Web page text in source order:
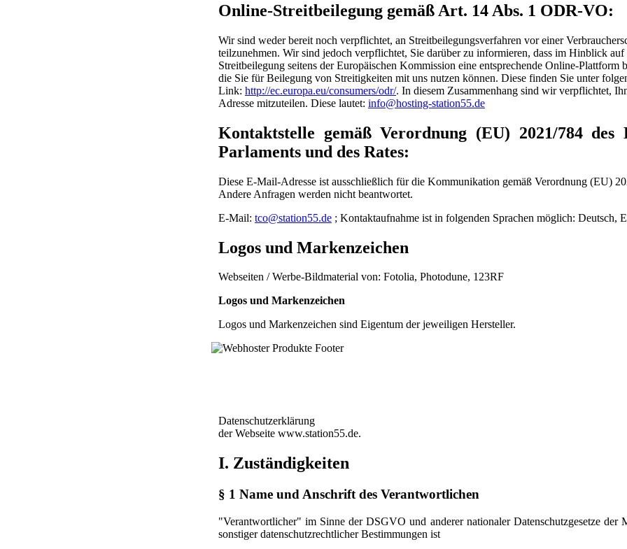
Online-Streitbeilegung gemäß Art. 14 Abs. 1 ODR-VO:
Wir sind weder bereit noch verpflichtet, an Streitbeilegungsverfahren vor einer
teilzunehmen. Wir sind jedoch verpflichtet, Sie darüber zu informieren, dass im Hinblick
Streitbeilegung seitens der Europäischen Kommission eine entsprechende Online-Plattform
die Sie für Beilegung von Streitigkeiten mit uns nutzen können. Diese finden Sie unter
Link: http://ec.europa.eu/consumers/odr/. In diesem Zusammenhang sind wir verpflichtet,
Adresse mitzuteilen. Diese lautet: info@hosting-station55.de
Kontaktstelle gemäß Verordnung (EU) 2021/784 des
Parlaments und des Rates:
Diese E-Mail-Adresse ist ausschließlich für die Kommunikation gemäß Verordnung (EU)
Andere Anfragen werden nicht beantwortet.
E-Mail: tco@station55.de ; Kontaktaufnahme ist in folgenden Sprachen möglich: Deutsch,
Logos und Markenzeichen
Webseiten / Werbe-Bildmaterial von: Fotolia, Photodune, 123RF
Logos und Markenzeichen
Logos und Markenzeichen sind Eigentum der jeweiligen Hersteller.
Datenschutzerklärung
der Webseite www.station55.de.
I. Zuständigkeiten
§ 1 Name und Anschrift des Verantwortlichen
"Verantwortlicher" im Sinne der DSGVO und anderer nationaler Datenschutzgesetze der
sonstiger datenschutzrechtlicher Bestimmungen ist